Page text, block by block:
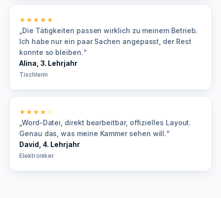
★★★★★
„Die Tätigkeiten passen wirklich zu meinem Betrieb.
Ich habe nur ein paar Sachen angepasst, der Rest
konnte so bleiben.“
Alina, 3. Lehrjahr
Tischlerin
★★★★☆
„Word-Datei, direkt bearbeitbar, offizielles Layout.
Genau das, was meine Kammer sehen will.“
David, 4. Lehrjahr
Elektroniker